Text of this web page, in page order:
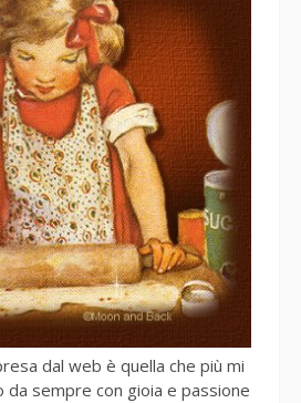
dal web è quella che più mi
da sempre con gioia e passione